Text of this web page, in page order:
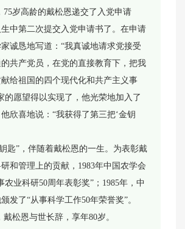
75岁高龄的戴松恩递交了入党申请
中第二次提交入党申请书了。在申请
诚恳地写道：“我真诚地请求党接受
共产党员，在党的直接教育下，把我
给祖国的四个现代化和共产主义事
的愿望得以实现了，他光荣地加入了
欣喜地说：“我获得了第三把‘金钥
匙”，伴随着戴松恩的一生。为表彰戴
和管理上的贡献，1983年中国农学会
农业科研50周年表彰奖”；1985年，中
发了“从事科学工作50年荣誉奖”。
戴松恩与世长辞，享年80岁。